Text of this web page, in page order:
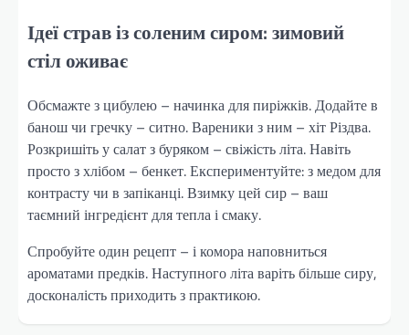
Ідеї страв із соленим сиром: зимовий
стіл оживає
Обсмажте з цибулею – начинка для пиріжків. Додайте в
банош чи гречку – ситно. Вареники з ним – хіт Різдва.
Розкришіть у салат з буряком – свіжість літа. Навіть
просто з хлібом – бенкет. Експериментуйте: з медом для
контрасту чи в запіканці. Взимку цей сир – ваш
таємний інгредієнт для тепла і смаку.
Спробуйте один рецепт – і комора наповниться
ароматами предків. Наступного літа варіть більше сиру,
досконалість приходить з практикою.